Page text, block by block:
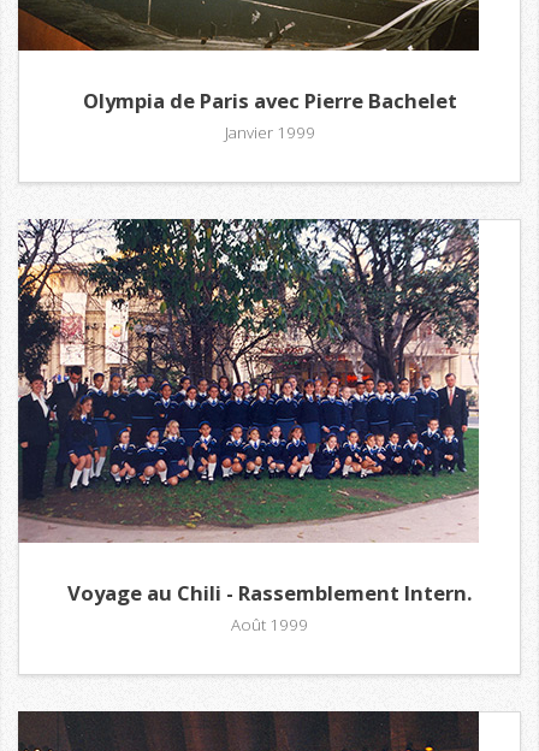
Olympia de Paris avec Pierre Bachelet
Janvier 1999
Voyage au Chili - Rassemblement Intern.
Août 1999